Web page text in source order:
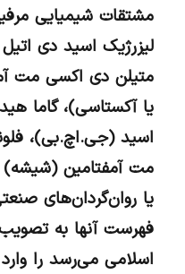
مشتقات شیمیایی
لیزرژیک اسید دی
متیلن دی اکسی‌ مت
یا آکستاسی)، گاما
اسید (جی.اچ.بی)،
مت آمفتامین (شیشه)
یا روان‌گردان‌های
فهرست آنها به
اسلامی می‌رسد را